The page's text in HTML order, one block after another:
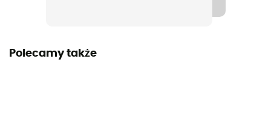
Kompatybilny z bagażem podręcznym
Polecamy także